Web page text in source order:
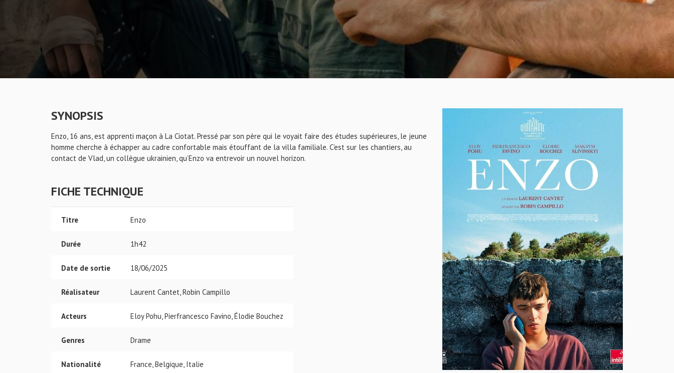
SYNOPSIS
Enzo, 16 ans, est apprenti maçon à La Ciotat. Pressé par son père qui le voyait faire des études supérieures, le jeune
homme cherche à échapper au cadre confortable mais étouffant de la villa familiale. C’est sur les chantiers, au
contact de Vlad, un collègue ukrainien, qu’Enzo va entrevoir un nouvel horizon.
FICHE TECHNIQUE
Titre Enzo
Durée 1h42
Date de sortie 18/06/2025
Réalisateur Laurent Cantet, Robin Campillo
Acteurs Eloy Pohu, Pierfrancesco Favino, Élodie Bouchez
Genres Drame
Nationalité France, Belgique, Italie